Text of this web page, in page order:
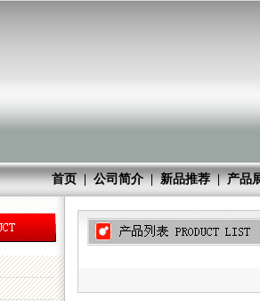
首页|公司简介|新品推荐|产品